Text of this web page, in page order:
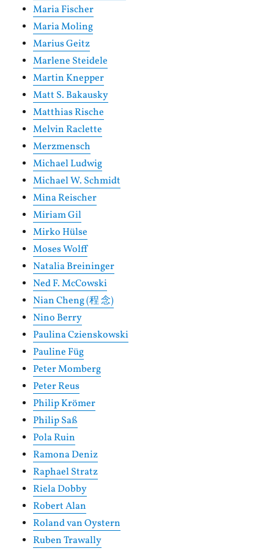
Maria Fischer
Maria Moling
Marius Geitz
Marlene Steidele
Martin Knepper
Matt S. Bakausky
Matthias Rische
Melvin Raclette
Merzmensch
Michael Ludwig
Michael W. Schmidt
Mina Reischer
Miriam Gil
Mirko Hülse
Moses Wolff
Natalia Breininger
Ned F. McCowski
Nian Cheng (程 念)
Nino Berry
Paulina Czienskowski
Pauline Füg
Peter Momberg
Peter Reus
Philip Krömer
Philip Saß
Pola Ruin
Ramona Deniz
Raphael Stratz
Riela Dobby
Robert Alan
Roland van Oystern
Ruben Trawally